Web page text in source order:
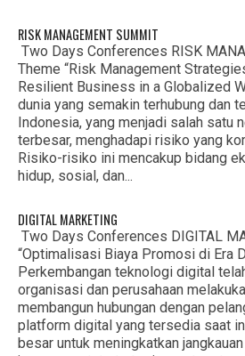
RISK MANAGEMENT SUMMIT
Two Days Conferences RISK
Theme “Risk Management
Resilient Business in a Globalized
dunia yang semakin terhubung dan
Indonesia, yang menjadi salah satu
terbesar, menghadapi risiko yang
Risiko-risiko ini mencakup bidang
hidup, sosial, dan...
DIGITAL MARKETING
Two Days Conferences DIGITAL
“Optimalisasi Biaya Promosi di Era
Perkembangan teknologi digital
organisasi dan perusahaan
membangun hubungan dengan
platform digital yang tersedia saat
besar untuk meningkatkan